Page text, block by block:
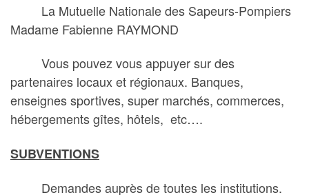
La Mutuelle Nationale des Sapeurs-Pompiers
Madame Fabienne RAYMOND
Vous pouvez vous appuyer sur des
partenaires locaux et régionaux. Banques,
enseignes sportives, super marchés, commerces,
hébergements gîtes, hôtels, etc….
SUBVENTIONS
Demandes auprès de toutes les institutions.